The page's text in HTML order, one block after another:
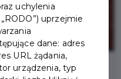
uchylenia
uprzejmie
dane: adres
URL żądania,
urządzenia, typ